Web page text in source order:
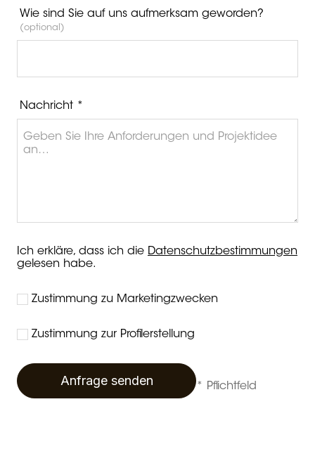
Wie sind Sie auf uns aufmerksam geworden?
(optional)
Nachricht *
Ich erkläre, dass ich die Datenschutzbestimmungen
gelesen habe.
Zustimmung zu Marketingzwecken
Zustimmung zur Profilerstellung
Anfrage senden * Pflichtfeld